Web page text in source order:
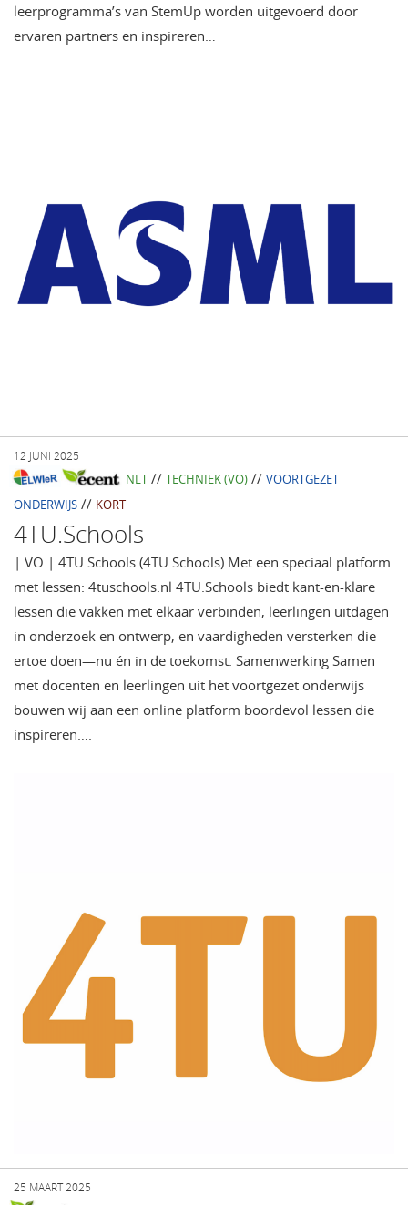
leerprogramma’s van StemUp worden uitgevoerd door
ervaren partners en inspireren…
12 JUNI 2025
NLT// TECHNIEK (VO)// VOORTGEZET
ONDERWIJS // KORT
4TU.Schools
| VO | 4TU.Schools (4TU.Schools) Met een speciaal platform
met lessen: 4tuschools.nl 4TU.Schools biedt kant-en-klare
lessen die vakken met elkaar verbinden, leerlingen uitdagen
in onderzoek en ontwerp, en vaardigheden versterken die
ertoe doen—nu én in de toekomst. Samenwerking Samen
met docenten en leerlingen uit het voortgezet onderwijs
bouwen wij aan een online platform boordevol lessen die
inspireren….
25 MAART 2025